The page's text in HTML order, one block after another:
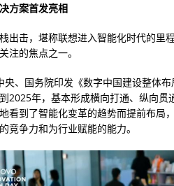
方案首发亮相
出击，堪称联想进入智能化时代的里
注的焦点之一。
央、国务院印发《数字中国建设整体
2025年，基本形成横向打通、纵向贯
看到了智能化变革的趋势而提前布局
竞争力和为行业赋能的能力。